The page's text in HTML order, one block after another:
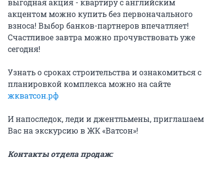
акцентом можно купить без первоначального
взноса! Выбор банков-партнеров впечатляет!
Счастливое завтра можно прочувствовать уже
сегодня!
Узнать о сроках строительства и ознакомиться с
планировкой комплекса можно на сайте
жкватсон.рф
И напоследок, леди и джентльмены, приглашаем
Вас на экскурсию в ЖК «Ватсон»!
Контакты отдела продаж: